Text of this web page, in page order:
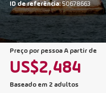
ID de referência:50678663
preço por pessoa A partir de
US$2,484
Baseado em 2 adultos